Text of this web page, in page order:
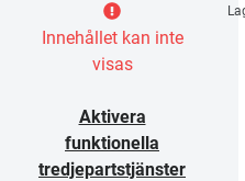
Innehållet kan inte
visas
Aktivera
funktionella
tredjepartstjänster